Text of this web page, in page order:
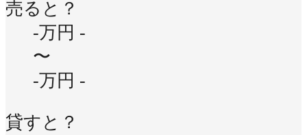
売ると？
-万円 -
〜
-万円 -
貸すと？